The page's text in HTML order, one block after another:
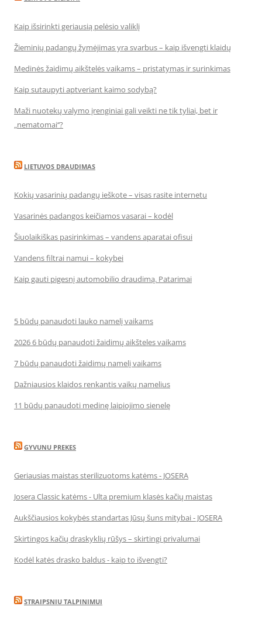
Kaip išsirinkti geriausią pelėsio valiklį
Žieminių padangų žymėjimas yra svarbus – kaip išvengti klaidų
Medinės žaidimų aikštelės vaikams – pristatymas ir surinkimas
Kaip sutaupyti aptveriant kaimo sodybą?
Maži nuotekų valymo įrenginiai gali veikti ne tik tyliai, bet ir
„nematomai‘‘?
LIETUVOS DRAUDIMAS
Kokių vasarinių padangų ieškote – visas rasite internetu
Vasarinės padangos keičiamos vasarai – kodėl
Šiuolaikiškas pasirinkimas – vandens aparatai ofisui
Vandens filtrai namui – kokybei
Kaip gauti pigesnį automobilio draudimą. Patarimai
5 būdų panaudoti lauko namelį vaikams
2026 6 būdų panaudoti žaidimų aikšteles vaikams
7 būdų panaudoti žaidimų namelį vaikams
Dažniausios klaidos renkantis vaikų namelius
11 būdų panaudoti medinę laipiojimo sienelę
GYVUNU PREKES
Geriausias maistas sterilizuotoms katėms - JOSERA
Josera Classic katėms - Ulta premium klasės kačių maistas
Aukščiausios kokybės standartas Jūsų šuns mitybai - JOSERA
Skirtingos kačių draskyklių rūšys – skirtingi privalumai
Kodėl katės drasko baldus - kaip to išvengti?
STRAIPSNIU TALPINIMUI